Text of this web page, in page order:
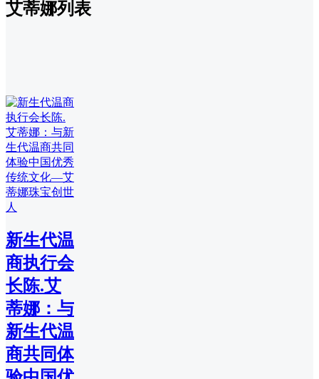
艾蒂娜列表
新生代温
商执行会
长陈.艾
蒂娜：与
新生代温
商共同体